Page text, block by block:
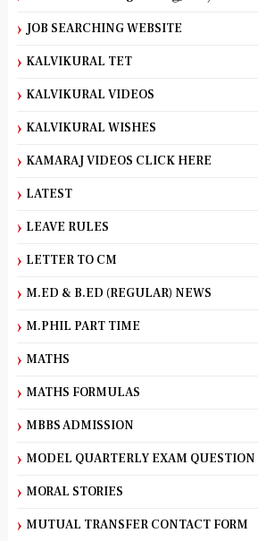
JOB SEARCHING WEBSITE
KALVIKURAL TET
KALVIKURAL VIDEOS
KALVIKURAL WISHES
KAMARAJ VIDEOS CLICK HERE
LATEST
LEAVE RULES
LETTER TO CM
M.ED & B.ED (REGULAR) NEWS
M.PHIL PART TIME
MATHS
MATHS FORMULAS
MBBS ADMISSION
MODEL QUARTERLY EXAM QUESTION
MORAL STORIES
MUTUAL TRANSFER CONTACT FORM